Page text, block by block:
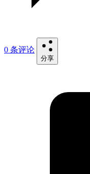
0 条评论
分享